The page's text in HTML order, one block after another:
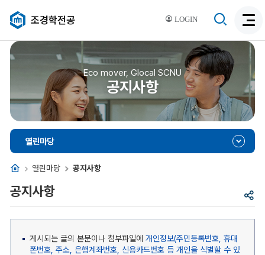
LOGIN
조경학전공
색
활
성
색
Eco mover, Glocal SCNU
공지사항
홈 열린마당 공지사항
열린마당
공
공지사항
게시되는 글의 본문이나 첨부파일에 개인정보(주민등록번호, 휴대
폰번호, 주소, 은행계좌번호, 신용카드번호 등 개인을 식별할 수 있